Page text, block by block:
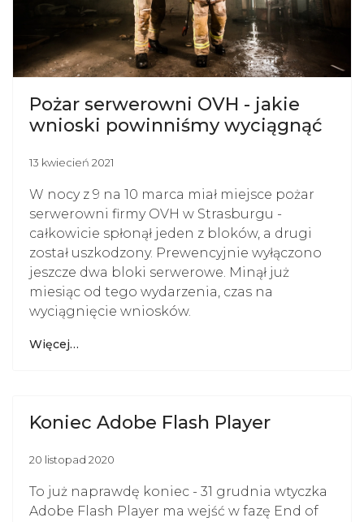
Pożar serwerowni OVH - jakie
wnioski powinniśmy wyciągnąć
13 kwiecień 2021
W nocy z 9 na 10 marca miał miejsce pożar
serwerowni firmy OVH w Strasburgu -
całkowicie spłonął jeden z bloków, a drugi
został uszkodzony. Prewencyjnie wyłączono
jeszcze dwa bloki serwerowe. Minął już
miesiąc od tego wydarzenia, czas na
wyciągnięcie wniosków.
Więcej…
Koniec Adobe Flash Player
20 listopad 2020
To już naprawdę koniec - 31 grudnia wtyczka
Adobe Flash Player ma wejść w fazę End of